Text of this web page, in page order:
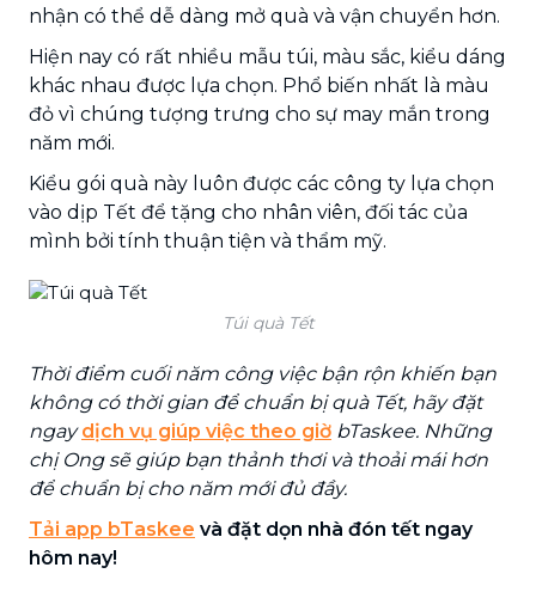
nhận có thể dễ dàng mở quà và vận chuyển hơn.
Hiện nay có rất nhiều mẫu túi, màu sắc, kiểu dáng
khác nhau được lựa chọn. Phổ biến nhất là màu
đỏ vì chúng tượng trưng cho sự may mắn trong
năm mới.
Kiểu gói quà này luôn được các công ty lựa chọn
vào dịp Tết để tặng cho nhân viên, đối tác của
mình bởi tính thuận tiện và thẩm mỹ.
Túi quà Tết
Thời điểm cuối năm công việc bận rộn khiến bạn
không có thời gian để chuẩn bị quà Tết, hãy đặt
ngaydịch vụ giúp việc theo giờ bTaskee. Những
chị Ong sẽ giúp bạn thảnh thơi và thoải mái hơn
để chuẩn bị cho năm mới đủ đầy.
Tải app bTaskee và đặt dọn nhà đón tết ngay
hôm nay!